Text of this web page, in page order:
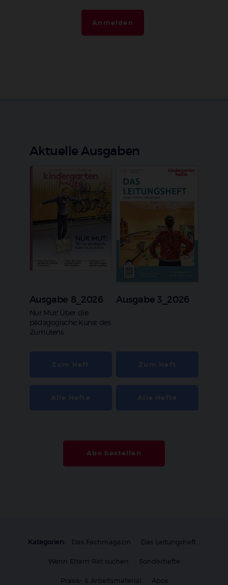
Anmelden
Aktuelle Ausgaben
Ausgabe 8_2026
:
Nur Mut! Über die
pädagogische Kunst des
Zumutens
Ausgabe 3_2026
Abo bestellen
Kategorien: Das Fachmagazin Das Leitungsheft
Wenn Eltern Rat suchen Sonderhefte
Praxis- & Arbeitsmaterial Abos